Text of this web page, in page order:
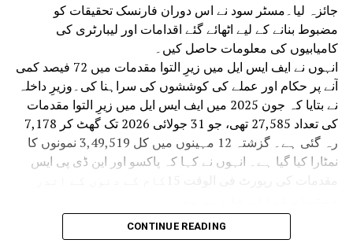
جائزہ لیا۔مسٹر سود نے اس دوران فارنسک تحقیقات کو
مضبوط بنانے کے لیے اٹھائے گئے اقدامات اور لیبارٹری کی
کامیابیوں کی معلومات حاصل کیں۔
انہوں نے ایف ایس ایل میں زیرِ التوا مقدمات میں 72 فیصد کمی
آنے پر حکام اور عملے کی کوششوں کی سراہنا کی۔وزیرِ داخلہ
نے بتایا کہ جون 2025 میں ایف ایس ایل میں زیرِ التوا مقدمات
کی تعداد 27,585 تھی، جو 31 جولائی 2026 تک گھٹ کر 7,178
رہ گئی ہے۔ گزشتہ 12 مہینوں میں کل 3,49,519 نمونوں کا
نمٹارا کیا گیا ہے۔ انہوں نے کہا کہ پاکسو اور این ڈی پی ایس
نومبر 2025 سے لیبارٹری میں ہر مہینے 3,000 سے زائد
مقدمات کی جانچ کی صلاحیت حاصل کی جا رہی ہے۔
CONTINUE READING